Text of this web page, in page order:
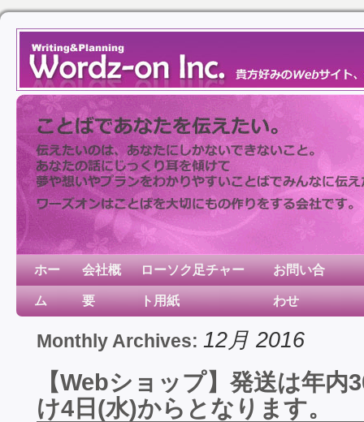
ホー
ム
会社概
要
ローソク足チャー
ト用紙
お問い合
わせ
Monthly Archives: 12月 2016
【Webショップ】発送は年内
け4日(水)からとなります。